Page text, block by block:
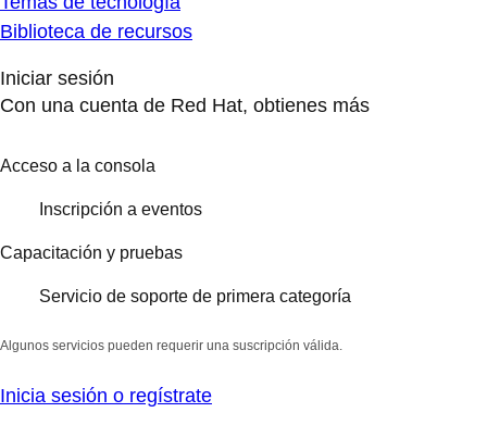
Biblioteca de recursos
Iniciar sesión
Con una cuenta de Red Hat, obtienes más
Acceso a la consola
Inscripción a eventos
Capacitación y pruebas
Servicio de soporte de primera categoría
Algunos servicios pueden requerir una suscripción válida.
Inicia sesión o regístrate